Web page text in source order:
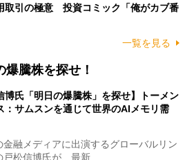
取引の極意 投資コミック「俺がカブ番
一覧を見る
爆騰株を探せ！
博氏「明日の爆騰株」を探せ】トーメン
：サムスンを通じて世界のAIメモリ需
融メディアに出演するグローバルリン
松信博氏が、最新…